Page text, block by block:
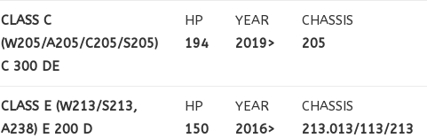
CLASS C
(W205/A205/C205/S205)
C 300 DE
HP
194
YEAR
2019>
CHASSIS
205
CLASS E (W213/S213,
A238) E 200 D
HP
150
YEAR
2016>
CHASSIS
213.013/113/213